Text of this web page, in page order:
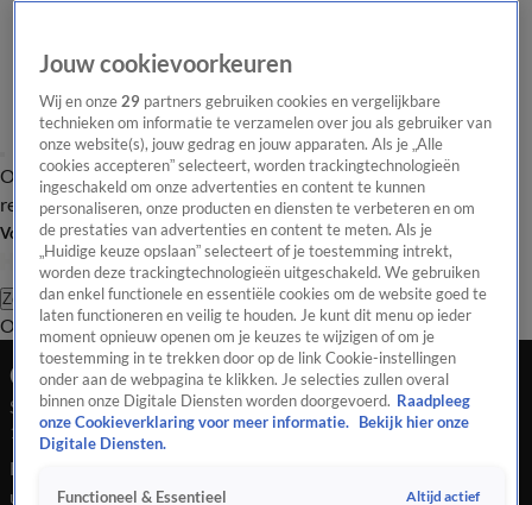
Overzicht Laatste nieuws Regionieuws Het beste van Hart
Tip de
redactie
Volg Hart van Nederland
Zoeken
OverzichtRegioUitzendingenWeerTip de redactiePanelVideo's
Ochtend Editie
Seizoen 2026, aflevering 13
1 jan, 10:00
Bekijk aflevering 13 van Hart van Nederland - Ochtend Editie
uit seizoen 2026 hier. Deze aflevering is uitgezonden op 1
Jouw cookievoorkeuren
Wij en onze29 partners gebruiken cookies en vergelijkbare
technieken om informatie te verzamelen over jou als gebruiker van
onze website(s), jouw gedrag en jouw apparaten. Als je „Alle
cookies accepteren” selecteert, worden trackingtechnologieën
ingeschakeld om onze advertenties en content te kunnen
personaliseren, onze producten en diensten te verbeteren en om
de prestaties van advertenties en content te meten. Als je
„Huidige keuze opslaan” selecteert of je toestemming intrekt,
worden deze trackingtechnologieën uitgeschakeld. We gebruiken
dan enkel functionele en essentiële cookies om de website goed te
laten functioneren en veilig te houden. Je kunt dit menu op ieder
moment opnieuw openen om je keuzes te wijzigen of om je
toestemming in te trekken door op de link Cookie-instellingen
onder aan de webpagina te klikken. Je selecties zullen overal
binnen onze Digitale Diensten worden doorgevoerd. Raadpleeg
onze Cookieverklaring voor meer informatie.
Bekijk hier onze
Digitale Diensten.
Functioneel & Essentieel Altijd actief